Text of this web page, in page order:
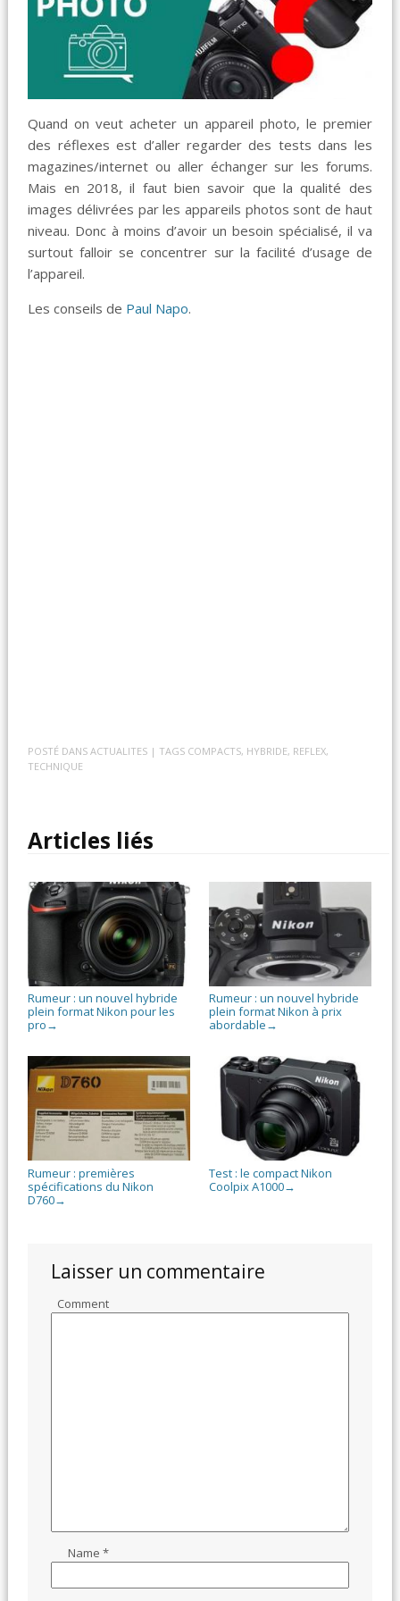
Quand on veut acheter un appareil photo, le premier
des réflexes est d’aller regarder des tests dans les
magazines/internet ou aller échanger sur les forums.
Mais en 2018, il faut bien savoir que la qualité des
images délivrées par les appareils photos sont de haut
niveau. Donc à moins d’avoir un besoin spécialisé, il va
surtout falloir se concentrer sur la facilité d’usage de
l’appareil.
Les conseils de Paul Napo.
POSTÉ DANSACTUALITES | TAGS COMPACTS, HYBRIDE, REFLEX,
TECHNIQUE
Articles liés
Rumeur : un nouvel hybride
plein format Nikon pour les
pro →
Rumeur : un nouvel hybride
plein format Nikon à prix
abordable →
Rumeur : premières
spécifications du Nikon
D760→
Test : le compact Nikon
Coolpix A1000→
Laisser un commentaire
Comment
Name*